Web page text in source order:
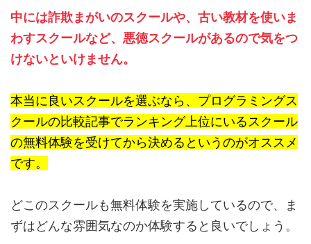
中には詐欺まがいのスクールや、古い教材を使いま
わすスクールなど、悪徳スクールがあるので気をつ
けないといけません。
本当に良いスクールを選ぶなら、プログラミングス
クールの比較記事でランキング上位にいるスクール
の無料体験を受けてから決めるというのがオススメ
です。
どこのスクールも無料体験を実施しているので、ま
ずはどんな雰囲気なのか体験すると良いでしょう。